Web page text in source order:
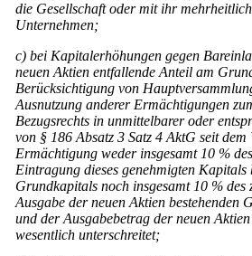
die Gesellschaft oder mit ihr
Unternehmen;
c) bei Kapitalerhöhungen gegen
neuen Aktien entfallende Anteil am
Berücksichtigung von
Ausnutzung anderer Ermächtigungen
Bezugsrechts in unmittelbarer oder
von § 186 Absatz 3 Satz 4 AktG seit
Ermächtigung weder insgesamt 10 %
Eintragung dieses genehmigten Kapitals
Grundkapitals noch insgesamt 10 % des
Ausgabe der neuen Aktien bestehenden
und der Ausgabebetrag der neuen
wesentlich unterschreitet;